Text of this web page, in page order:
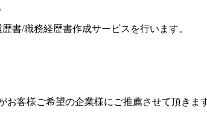
書/職務経歴書作成サービスを行います。
お客様ご希望の企業様にご推薦させて頂き